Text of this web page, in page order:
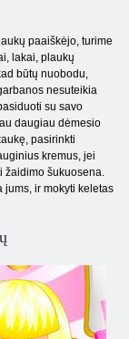
paaiškėjo, turime
lakai, plaukų
būtų nuobodu,
nesuteikia
su savo
daugiau dėmesio
pasirinkti
kremus, jei
žaidimo šukuosena.
ir mokyti keletas